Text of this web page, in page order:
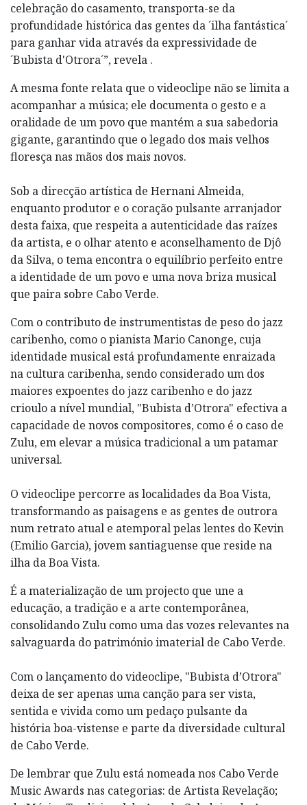
celebração do casamento, transporta-se da
profundidade histórica das gentes da ´ilha fantástica´
para ganhar vida através da expressividade de
´Bubista d'Otrora´”, revela .
A mesma fonte relata que o videoclipe não se limita a
acompanhar a música; ele documenta o gesto e a
oralidade de um povo que mantém a sua sabedoria
gigante, garantindo que o legado dos mais velhos
floresça nas mãos dos mais novos.
Sob a direcção artística de Hernani Almeida,
enquanto produtor e o coração pulsante arranjador
desta faixa, que respeita a autenticidade das raízes
da artista, e o olhar atento e aconselhamento de Djô
da Silva, o tema encontra o equilíbrio perfeito entre
a identidade de um povo e uma nova briza musical
que paira sobre Cabo Verde.
Com o contributo de instrumentistas de peso do jazz
caribenho, como o pianista Mario Canonge, cuja
identidade musical está profundamente enraizada
na cultura caribenha, sendo considerado um dos
maiores expoentes do jazz caribenho e do jazz
crioulo a nível mundial, "Bubista d’Otrora" efectiva a
capacidade de novos compositores, como é o caso de
Zulu, em elevar a música tradicional a um patamar
universal.
O videoclipe percorre as localidades da Boa Vista,
transformando as paisagens e as gentes de outrora
num retrato atual e atemporal pelas lentes do Kevin
(Emilio Garcia), jovem santiaguense que reside na
ilha da Boa Vista.
É a materialização de um projecto que une a
educação, a tradição e a arte contemporânea,
consolidando Zulu como uma das vozes relevantes na
salvaguarda do património imaterial de Cabo Verde.
Com o lançamento do videoclipe, "Bubista d’Otrora"
deixa de ser apenas uma canção para ser vista,
sentida e vivida como um pedaço pulsante da
história boa-vistense e parte da diversidade cultural
de Cabo Verde.
De lembrar que Zulu está nomeada nos Cabo Verde
Music Awards nas categorias: de Artista Revelação;